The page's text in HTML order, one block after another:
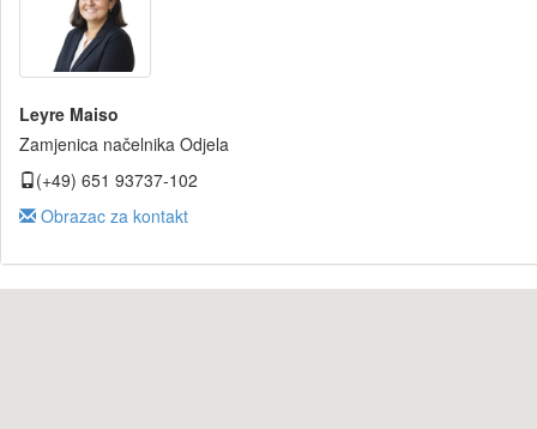
Leyre Maiso
Zamjenica načelnika Odjela
(+49) 651 93737-102
Obrazac za kontakt